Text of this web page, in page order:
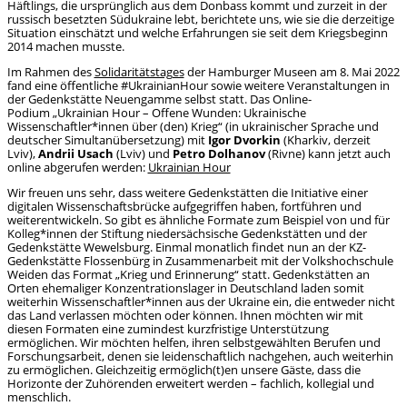
Häftlings, die ursprünglich aus dem Donbass kommt und zurzeit in der
russisch besetzten Südukraine lebt, berichtete uns, wie sie die derzeitige
Situation einschätzt und welche Erfahrungen sie seit dem Kriegsbeginn
2014 machen musste.
Im Rahmen desSolidaritätstagesder Hamburger Museen am 8. Mai 2022
fand eine öffentliche #UkrainianHour sowie weitere Veranstaltungen in
der Gedenkstätte Neuengamme selbst statt. Das Online-
Podium „Ukrainian Hour – Offene Wunden: Ukrainische
Wissenschaftler*innen über (den) Krieg“ (in ukrainischer Sprache und
deutscher Simultanübersetzung) mit Igor Dvorkin (Kharkiv, derzeit
Lviv),Andrii Usach (Lviv) und Petro Dolhanov(Rivne) kann jetzt auch
online abgerufen werden: Ukrainian Hour
Wir freuen uns sehr, dass weitere Gedenkstätten die Initiative einer
digitalen Wissenschaftsbrücke aufgegriffen haben, fortführen und
weiterentwickeln. So gibt es ähnliche Formate zum Beispiel von und für
Kolleg*innen der Stiftung niedersächsische Gedenkstätten und der
Gedenkstätte Wewelsburg. Einmal monatlich findet nun an der KZ-
Gedenkstätte Flossenbürg in Zusammenarbeit mit der Volkshochschule
Weiden das Format „Krieg und Erinnerung“ statt. Gedenkstätten an
Orten ehemaliger Konzentrationslager in Deutschland laden somit
weiterhin Wissenschaftler*innen aus der Ukraine ein, die entweder nicht
das Land verlassen möchten oder können. Ihnen möchten wir mit
diesen Formaten eine zumindest kurzfristige Unterstützung
ermöglichen. Wir möchten helfen, ihren selbstgewählten Berufen und
Forschungsarbeit, denen sie leidenschaftlich nachgehen, auch weiterhin
zu ermöglichen. Gleichzeitig ermöglich(t)en unsere Gäste, dass die
Horizonte der Zuhörenden erweitert werden – fachlich, kollegial und
menschlich.